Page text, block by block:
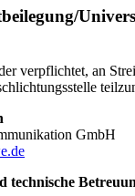
verpflichtet, an
GmbH
technische